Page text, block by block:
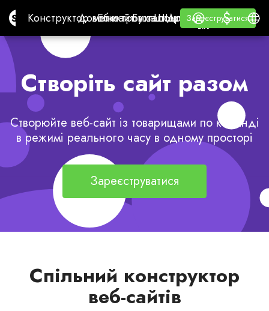
Site.proКонструктор веб-сайтів з ШІ
Конструктор веб-сайтів з ШІ
Домени
ДомениЕлектронна пошта
Електронна пошта
Бухгалтерське ПЗ
Бухгалтерське ПЗ
Для
Для реселлерів
БІЛА ЕТИКЕТКА
Навчання
Навчання
Зареєструватися
Зареєструватися
Увійти $
$
Створіть сайт разом
Створюйте веб-сайт із товарищами по команді
в режимі реального часу в одному просторі
Зареєструватися
Спільний конструктор
веб-сайтів